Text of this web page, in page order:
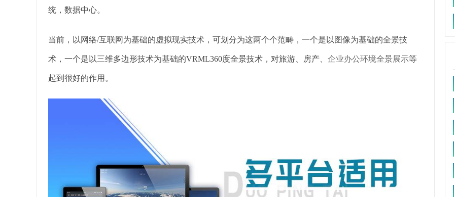
统，数据中心。
当前，以网络/互联网为基础的虚拟现实技术，可划分为这两个个范畴，一个是以图像为基础的全景技
术，一个是以三维多边形技术为基础的VRML360度全景技术，对旅游、房产、 企业办公环境全景展示等
起到很好的作用。